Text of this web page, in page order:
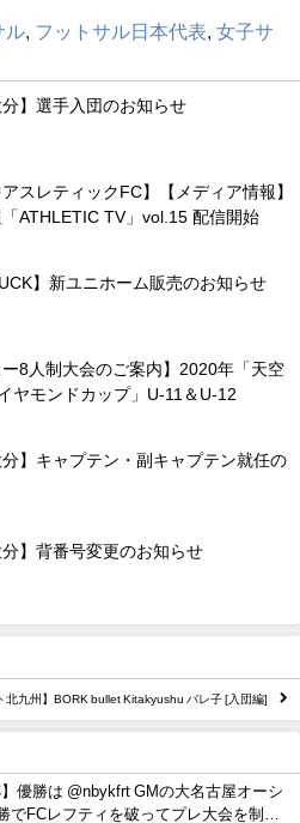
ル フットサル日本代表 女子サ
分】選手入団のお知らせ
アスレティックFC】【メディア情報】
ATHLETIC TV」vol.15 配信開始
】新ユニホーム販売のお知らせ
ー8人制大会のご案内】2020年「天空
ヤモンドカップ」U-11＆U-12
分】キャプテン・副キャプテン就任の
分】背番号変更のお知らせ
北九州】BORK bullet Kitakyushu バレ子 [入団編]
】優勝は @nbykfrt GMの大名古屋オーシ
FCレフティを破ってプレ大会を制